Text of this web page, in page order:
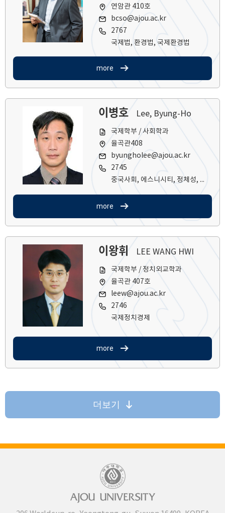
연암관 410호
bcso@ajou.ac.kr
2767
국제법, 환경법, 국제환경법
more
이병호 Lee, Byung-Ho
국제학부 / 사회학과
율곡관408
byungholee@ajou.ac.kr
2745
중국사회, 에스니시티, 정체성, 삶의 질, 사회정책
more
이왕휘 LEE WANG HWI
국제학부 / 정치외교학과
율곡관 407호
leew@ajou.ac.kr
2746
국제정치경제
more
더보기